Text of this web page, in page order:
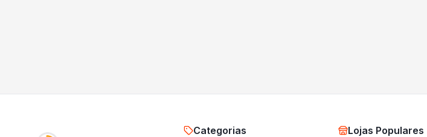
Categorias Lojas Populares